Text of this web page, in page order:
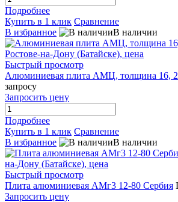
Подробнее
Купить в 1 клик Сравнение
В избранное
В наличии
Быстрый просмотр
Алюминиевая плита АМЦ, толщина 16,
запросу
Запросить цену
Подробнее
Купить в 1 клик Сравнение
В избранное
В наличии
Быстрый просмотр
Плита алюминиевая АМг3 12-80 Сербия
Запросить цену